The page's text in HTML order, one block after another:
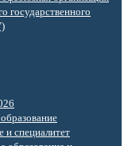
государственного
и специалитет